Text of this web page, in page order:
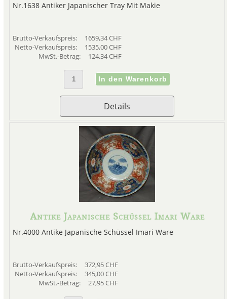
Nr.1638 Antiker Japanischer Tray Mit Makie
Brutto-Verkaufspreis:
1659,34 CHF
Netto-Verkaufspreis:
1535,00 CHF
MwSt.-Betrag:
124,34 CHF
Details
Antike Japanische Schüssel Imari Ware
Nr.4000 Antike Japanische Schüssel Imari Ware
Brutto-Verkaufspreis:
372,95 CHF
Netto-Verkaufspreis:
345,00 CHF
MwSt.-Betrag:
27,95 CHF